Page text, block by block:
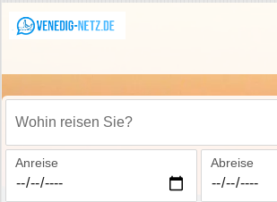
Wohin reisen Sie?
Anreise Abreise